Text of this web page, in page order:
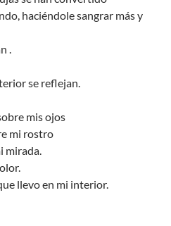
haciéndole sangrar más y
.
se reflejan.
mis ojos
mi rostro
mirada.
llevo en mi interior.